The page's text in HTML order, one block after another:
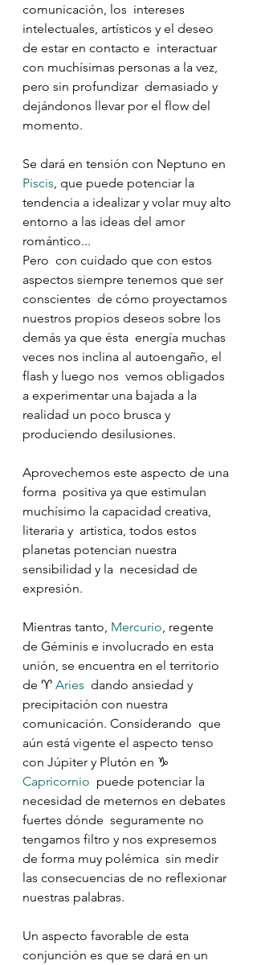
comunicación, los  intereses
intelectuales, artísticos y el deseo
de estar en contacto e  interactuar
con muchísimas personas a la vez,
pero sin profundizar  demasiado y
dejándonos llevar por el flow del
momento.
Se dará en tensión con Neptuno en
Piscis , que puede potenciar la
tendencia a idealizar y volar muy alto
entorno a las ideas del amor
romántico...
Pero  con cuidado que con estos
aspectos siempre tenemos que ser
conscientes  de cómo proyectamos
nuestros propios deseos sobre los
demás ya que ésta  energía muchas
veces nos inclina al autoengaño, el
flash y luego nos  vemos obligados
a experimentar una bajada a la
realidad un poco brusca y
produciendo desilusiones.
Aprovechemos este aspecto de una
forma  positiva ya que estimulan
muchísimo la capacidad creativa,
literaria y  artistica, todos estos
planetas potencian nuestra
sensibilidad y la  necesidad de
expresión.
Mientras tanto, Mercurio , regente
de Géminis e involucrado en esta
unión, se encuentra en el territorio
de ♈️ Aries
  dando ansiedad y
precipitación con nuestra
comunicación. Considerando  que
aún está vigente el aspecto tenso
con Júpiter y Plutón en ♑️
Capricornio
  puede potenciar la
necesidad de meternos en debates
fuertes dónde  seguramente no
tengamos filtro y nos expresemos
de forma muy polémica  sin medir
las consecuencias de no reflexionar
nuestras palabras.
Un aspecto favorable de esta
conjunción es que se dará en un